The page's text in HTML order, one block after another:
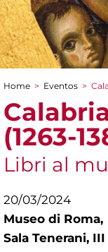
You are here
Home > Eventos >
(1263-
Libri al
20/03/2024
Museo di Roma,
Sala Tenerani,